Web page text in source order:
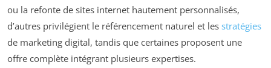
ou la refonte de sites internet hautement personnalisés,
d’autres privilégient le référencement naturel et les stratégies
de marketing digital, tandis que certaines proposent une
offre complète intégrant plusieurs expertises.